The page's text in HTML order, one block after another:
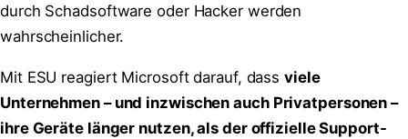
durch Schadsoftware oder Hacker werden
wahrscheinlicher.
Mit ESU reagiert Microsoft darauf, dassviele
Unternehmen – und inzwischen auch Privatpersonen –
ihre Geräte länger nutzen, als der offizielle Support-